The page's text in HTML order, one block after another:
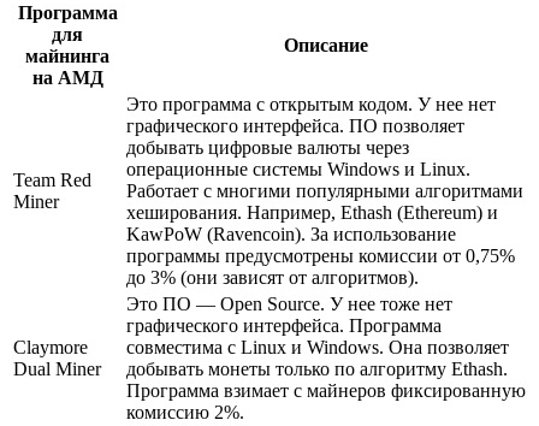
Программа
для
майнинга
на АМД
Описание
Team Red
Miner
Это программа с открытым кодом. У нее нет
графического интерфейса. ПО позволяет
добывать цифровые валюты через
операционные системы Windows и Linux.
Работает с многими популярными алгоритмами
хеширования. Например, Ethash (Ethereum) и
KawPoW (Ravencoin). За использование
программы предусмотрены комиссии от 0,75%
до 3% (они зависят от алгоритмов).
Claymore
Dual Miner
Это ПО — Open Source. У нее тоже нет
графического интерфейса. Программа
совместима с Linux и Windows. Она позволяет
добывать монеты только по алгоритму Ethash.
Программа взимает с майнеров фиксированную
комиссию 2%.